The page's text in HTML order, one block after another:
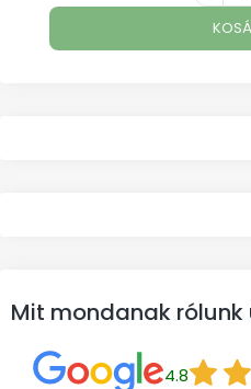
Mit mondanak rólunk
4.8